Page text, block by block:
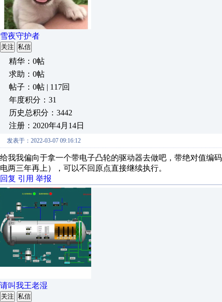
雪夜守护者
关注 私信
精华：0帖
求助：0帖
帖子：0帖 | 117回
年度积分：31
历史总积分：3442
注册：2020年4月14日
发表于：2022-03-07 09:16:12
给我我偏向于拿一个带电子凸轮的驱动器去做吧，带绝对值编
电两三年再上），可以不回原点直接继续执行。
回复 引用 举报
请叫我王老湿
关注 私信